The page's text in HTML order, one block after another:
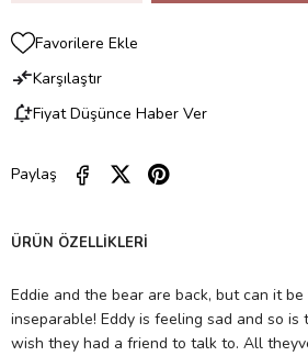
Favorilere Ekle
Karşılaştır
Fiyat Düşünce Haber Ver
Paylaş
ÜRÜN ÖZELLIKLERI
Eddie and the bear are back, but can it be
inseparable! Eddy is feeling sad and so is
wish they had a friend to talk to. All